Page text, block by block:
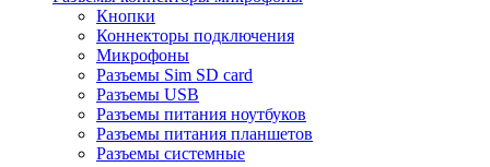
Кнопки
Коннекторы подключения
Микрофоны
Разъемы Sim SD card
Разъемы USB
Разъемы питания ноутбуков
Разъемы питания планшетов
Разъемы системные